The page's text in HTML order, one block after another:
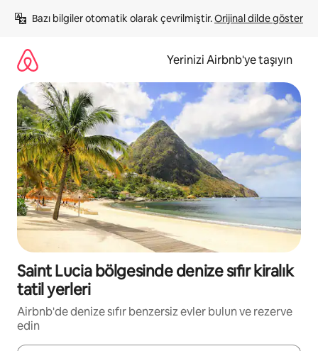
atla
Bazı bilgiler otomatik olarak çevrilmiştir. Orijinal dilde göster
Yerinizi Airbnb'ye taşıyın
Saint Lucia bölgesinde denize sıfır kiralık
tatil yerleri
Airbnb'de denize sıfır benzersiz evler bulun ve rezerve
edin